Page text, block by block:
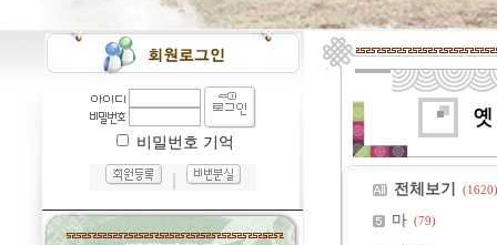
비밀번호 기억
전체보기 (1620)
마 (79)